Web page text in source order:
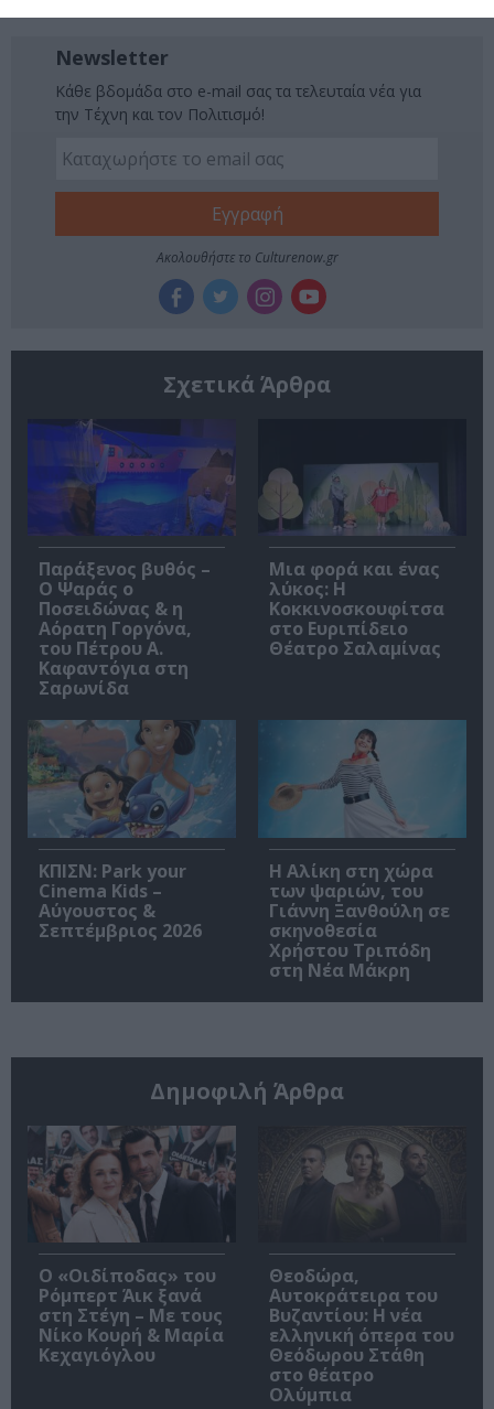
Newsletter
Κάθε βδομάδα στο e-mail σας τα τελευταία νέα για
την Τέχνη και τον Πολιτισμό!
Ακολουθήστε το Culturenow.gr
Σχετικά Άρθρα
Παράξενος βυθός –
Ο Ψαράς ο
Ποσειδώνας & η
Αόρατη Γοργόνα,
του Πέτρου Α.
Καφαντόγια στη
Σαρωνίδα
Μια φορά και ένας
λύκος: Η
Κοκκινοσκουφίτσα
στο Ευριπίδειο
Θέατρο Σαλαμίνας
ΚΠΙΣΝ: Park your
Cinema Kids –
Αύγουστος &
Σεπτέμβριος 2026
Η Αλίκη στη χώρα
των ψαριών, του
Γιάννη Ξανθούλη σε
σκηνοθεσία
Χρήστου Τριπόδη
στη Νέα Μάκρη
Δημοφιλή Άρθρα
O «Οιδίποδας» του
Ρόμπερτ Άικ ξανά
στη Στέγη – Με τους
Νίκο Κουρή & Μαρία
Κεχαγιόγλου
Θεοδώρα,
Αυτοκράτειρα του
Βυζαντίου: Η νέα
ελληνική όπερα του
Θεόδωρου Στάθη
στο θέατρο
Ολύμπια